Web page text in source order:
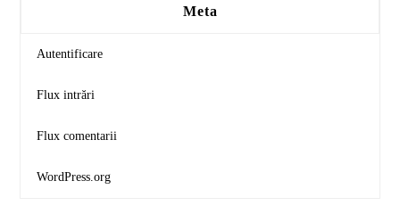
Meta
Autentificare
Flux intrări
Flux comentarii
WordPress.org